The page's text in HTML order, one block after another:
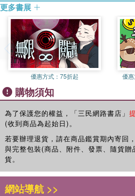
更多書展
優惠方式： 75折起 優惠
購物須知
為了保護您的權益，「三民網路書店」
(收到商品為起始日)。
若要辦理退貨，請在商品鑑賞期內寄回
與完整包裝(商品、附件、發票、隨貨贈
貨。
網站導航 >>